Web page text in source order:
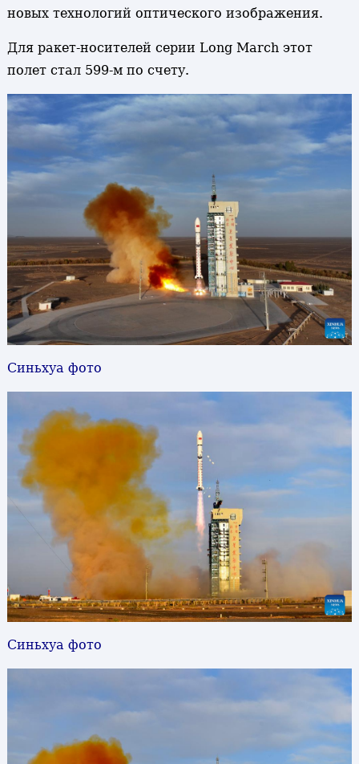
новых технологий оптического изображения.
Для ракет-носителей серии Long March этот
полет стал 599-м по счету.
Синьхуа фото
Синьхуа фото